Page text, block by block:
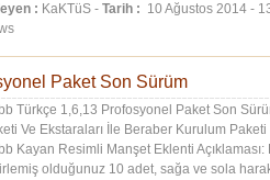
: KaKTüS -Tarih : 10 Ağustos 2014 -
Paket Son Sürüm
Türkçe 1,6,13 Profosyonel Paket Son
Ve Ekstaraları İle Beraber Kurulum
Kayan Resimli Manşet Eklenti
olduğunuz 10 adet, sağa ve sola